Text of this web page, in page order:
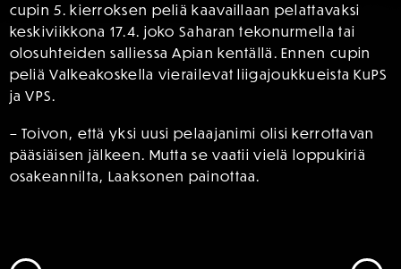
cupin 5. kierroksen peliä kaavaillaan pelattavaksi
keskiviikkona 17.4. joko Saharan tekonurmella tai
olosuhteiden salliessa Apian kentällä. Ennen cupin
peliä Valkeakoskella vierailevat liigajoukkueista KuPS
ja VPS.
– Toivon, että yksi uusi pelaajanimi olisi kerrottavan
pääsiäisen jälkeen. Mutta se vaatii vielä loppukiriä
osakeannilta, Laaksonen painottaa.